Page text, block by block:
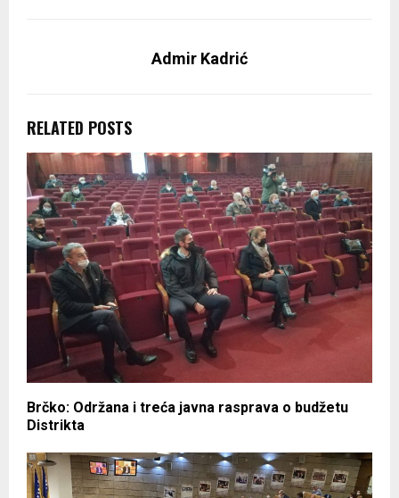
Admir Kadrić
RELATED POSTS
Brčko: Održana i treća javna rasprava o budžetu
Distrikta